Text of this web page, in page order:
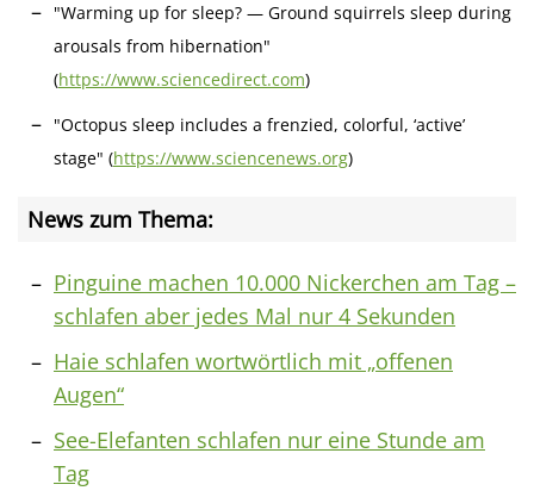
"Warming up for sleep? — Ground squirrels sleep during
arousals from hibernation"
(https://www.sciencedirect.com)
"Octopus sleep includes a frenzied, colorful, ‘active’
stage" (https://www.sciencenews.org)
News zum Thema:
Pinguine machen 10.000 Nickerchen am Tag –
schlafen aber jedes Mal nur 4 Sekunden
Haie schlafen wortwörtlich mit „offenen
Augen“
See-Elefanten schlafen nur eine Stunde am
Tag